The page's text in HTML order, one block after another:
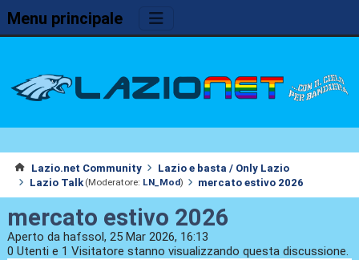
Menu principale
Lazio.net Community
Lazio e basta / Only Lazio
Lazio Talk (Moderatore: LN_Mod) mercato estivo 2026
mercato estivo 2026
Aperto da hafssol, 25 Mar 2026, 16:13
0 Utenti e 1 Visitatore stanno visualizzando questa discussione.